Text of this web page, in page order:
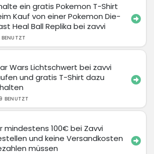
ein gratis Pokemon T-Shirt
Kauf von einer Pokemon Die-
Heal Ball Replika bei zavvi
Wars Lichtschwert bei zavvi
und gratis T-Shirt dazu
BENUTZT
mindestens 100€ bei Zavvi
und keine Versandkosten
müssen